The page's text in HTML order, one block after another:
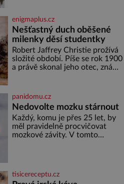
nikdo neodvážil podzemní
hrobku otevřít a její poklop tak
raději jen skrápí svěcenou
vodou. Za několik dní divné
burácení skutečně ustane. Když
o mnoho let později hrobku
enigmaplus.cz
Nešťastný duch oběšené
milenky děsí studentky
Robert Jaffrey Christie prožívá
složité období. Píše se rok 1900
a právě skonal jeho otec, známý
ale doprovázena ohromným
dědictvím
panidomu.cz
Nedovolte mozku stárnout
Každý, komu je přes 25 let, by
měl pravidelně procvičovat
mozkové závity. V tomto
marně v paměti lovíte název
tisicereceptu.cz